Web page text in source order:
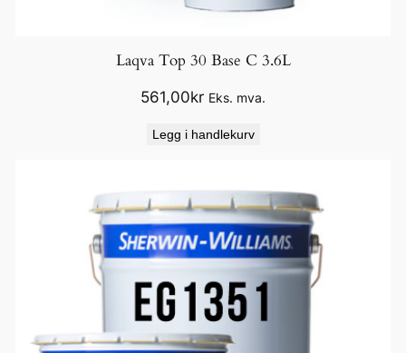
Laqva Top 30 Base C 3.6L
561,00kr Eks. mva.
Legg i handlekurv